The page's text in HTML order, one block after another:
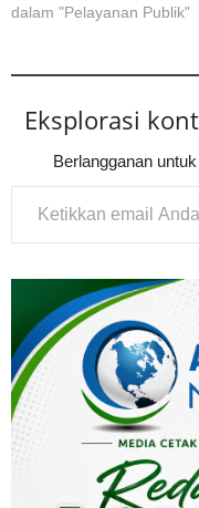
dalam "Pelayanan Publik"
Eksplorasi
Berlangganan
Ketikkan email Anda...